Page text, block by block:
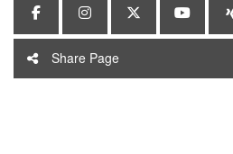
Share Page